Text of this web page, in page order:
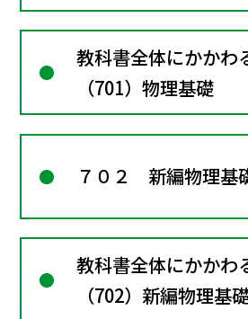
教科書全体にかかわ
（701）物理基礎
７０２ 新編物理基
教科書全体にかかわ
（702）新編物理基